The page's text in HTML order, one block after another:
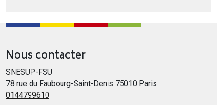
Nous contacter
SNESUP-FSU
78 rue du Faubourg-Saint-Denis 75010 Paris
0144799610